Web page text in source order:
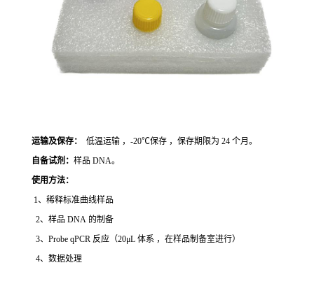
运输及保存：
低温运输 ，-20℃保存 ，保存期限为 24 个月。
自备试剂： 样品 DNA。
使用方法：
1、稀释标准曲线样品
2、样品 DNA 的制备
3、Probe qPCR 反应（20μL 体系 ，在样品制备室进行）
4、数据处理